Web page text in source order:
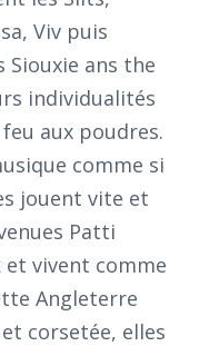
Viv puis
ans the
individualités
aux poudres.
comme si
jouent vite et
Patti
vivent comme
Angleterre
corsetée, elles